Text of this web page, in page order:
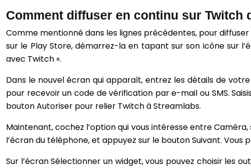
Comment diffuser en continu sur Twitch
Comme mentionné dans les lignes précédentes, pour
sur le Play Store, démarrez-la en tapant sur son icône sur
avec Twitch ».
Dans le nouvel écran qui apparaît, entrez les détails de
pour recevoir un code de vérification par e-mail ou SMS.
bouton Autoriser pour relier Twitch à Streamlabs.
Maintenant, cochez l’option qui vous intéresse entre
l’écran du téléphone, et appuyez sur le bouton Suivant.
Sur l’écran Sélectionner un widget, vous pouvez choisir les